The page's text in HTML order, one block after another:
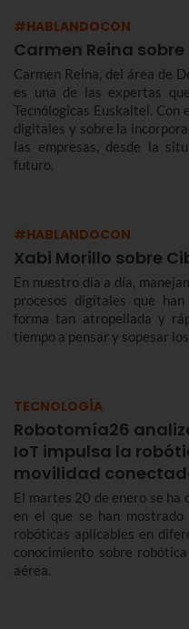
#HABLANDOCON
Carmen Reina
Carmen Reina, del área de
es una de las expertas
Tecnólogicas Euskaltel. Con
digitales y sobre la
las empresas, desde la
futuro.
#HABLANDOCON
Xabi Morillo sobre
En nuestro día a día,
procesos digitales que
forma tan atropellada y
tiempo a pensar y sopesar
TECNOLOGÍA
Robotomía26
IoT impulsa la
movilidad
El martes 20 de enero se ha
en el que se han mostrado
robóticas aplicables en
conocimiento sobre
aérea.